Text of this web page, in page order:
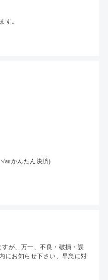
す。
/auかんたん決済)
が、万一、不良・破損・誤
にお知らせ下さい、早急に対